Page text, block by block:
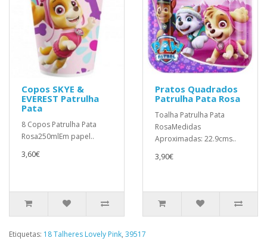
Copos SKYE &
EVEREST Patrulha
Pata
8 Copos Patrulha Pata
Rosa250mlEm papel..
3,60€
Pratos Quadrados
Patrulha Pata Rosa
Toalha Patrulha Pata
RosaMedidas
Aproximadas: 22.9cms..
3,90€
Etiquetas: 18 Talheres Lovely Pink, 39517